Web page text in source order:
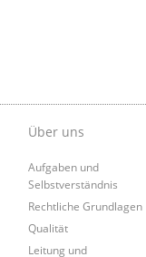
Über uns
Aufgaben und
Selbstverständnis
Rechtliche Grundlagen
Qualität
Leitung und